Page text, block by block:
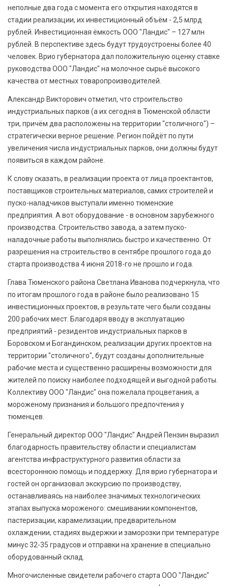
неполные два года с момента его открытия находятся в
стадии реализации, их инвестиционный объём - 2,5 млрд
рублей. Инвестиционная ёмкость ООО "Ландис" – 127 млн
рублей. В перспективе здесь будут трудоустроены более 40
человек. Врио губернатора дал положительную оценку ставке
руководства ООО "Ландис" на молочное сырьё высокого
качества от местных товаропроизводителей.
Александр Викторович отметил, что строительство
индустриальных парков (а их сегодня в Тюменской области
три, причём два расположены на территории "столичного") –
стратегически верное решение. Регион пойдёт по пути
увеличения числа индустриальных парков, они должны будут
появиться в каждом районе.
К слову сказать, в реализации проекта от лица проектантов,
поставщиков строительных материалов, самих строителей и
пуско-наладчиков выступали именно тюменские
предприятия. А вот оборудование - в основном зарубежного
производства. Строительство завода, а затем пуско-
наладочные работы выполнялись быстро и качественно. От
разрешения на строительство в сентябре прошлого года до
старта производства 4 июня 2018-го не прошло и года.
Глава Тюменского района Светлана Иванова подчеркнула, что
по итогам прошлого года в районе было реализовано 15
инвестиционных проектов, в результате чего были созданы
200 рабочих мест. Благодаря вводу в эксплуатацию
предприятий - резидентов индустриальных парков в
Боровском и Богандинском, реализации других проектов на
территории "столичного", будут созданы дополнительные
рабочие места и существенно расширены возможности для
жителей по поиску наиболее подходящей и выгодной работы.
Коллективу ООО "Ландис" она пожелала процветания, а
мороженому признания и большого предпочтения у
тюменцев.
Генеральный директор ООО "Ландис" Андрей Пензин выразил
благодарность правительству области и специалистам
агентства инфраструктурного развития области за
всестороннюю помощь и поддержку. Для врио губернатора и
гостей он организовал экскурсию по производству,
останавливаясь на наиболее значимых технологических
этапах выпуска мороженого: смешивании компонентов,
пастеризации, карамелизации, предварительном
охлаждении, стадиях выдержки и заморозки при температуре
минус 32-35 градусов и отправки на хранение в специально
оборудованный склад.
Многочисленные свидетели рабочего старта ООО "Ландис"